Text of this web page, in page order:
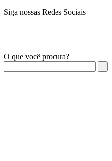
Siga nossas Redes Sociais
O que você procura?